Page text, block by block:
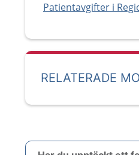
Patientavgifter i
RELATERADE